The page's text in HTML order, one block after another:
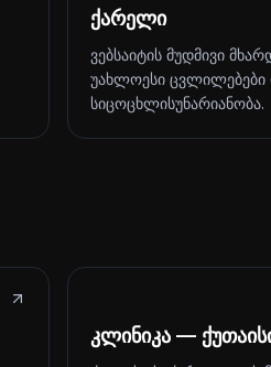
ქარელი
ვებსაიტის მუდმივი
უახლოესი ცვლილებები
სიცოცხლისუნარიანობა.
კლინიკა —